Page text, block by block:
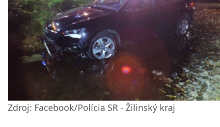
Zdroj: Facebook/Polícia SR - Žilinský kraj